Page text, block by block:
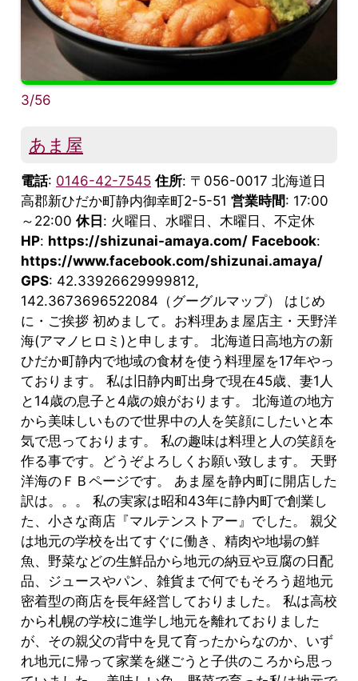
3/56
あま屋
電話: 0146-42-7545 住所: 〒056-0017 北海道日
高郡新ひだか町静内御幸町2-5-51 営業時間: 17:00
～22:00 休日: 火曜日、水曜日、木曜日、不定休
HP: https://shizunai-amaya.com/ Facebook:
https://www.facebook.com/shizunai.amaya/
GPS: 42.33926629999812,
142.3673696522084（グーグルマップ） はじめ
に・ご挨拶 初めまして。お料理あま屋店主・天野洋
海(アマノヒロミ)と申します。 北海道日高地方の新
ひだか町静内で地域の食材を使う料理屋を17年やっ
ております。 私は旧静内町出身で現在45歳、妻1人
と14歳の息子と4歳の娘がおります。 北海道の地方
から美味しいもので世界中の人を笑顔にしたいと本
気で思っております。 私の趣味は料理と人の笑顔を
作る事です。どうぞよろしくお願い致します。 天野
洋海のＦＢページです。 あま屋を静内町に開店した
訳は。。。 私の実家は昭和43年に静内町で創業し
た、小さな商店『マルテンストアー』でした。 親父
は地元の学校を出てすぐに働き、精肉や地場の鮮
魚、野菜などの生鮮品から地元の納豆や豆腐の日配
品、ジュースやパン、雑貨まで何でもそろう超地元
密着型の商店を長年経営しておりました。 私は高校
から札幌の学校に進学し地元を離れておりました
が、その親父の背中を見て育ったからなのか、いず
れ地元に帰って家業を継ごうと子供のころから思っ